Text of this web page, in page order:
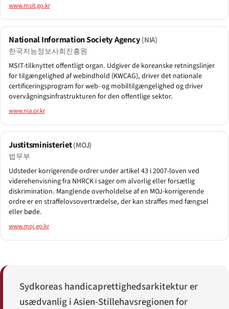
www.msit.go.kr
National Information Society Agency(NIA)
한국지능정보사회진흥원
MSIT-tilknyttet offentligt organ. Udgiver de koreanske retningslinjer
for tilgængelighed af webindhold (KWCAG), driver det nationale
certificeringsprogram for web- og mobiltilgængelighed og driver
overvågnings­infrastrukturen for den offentlige sektor.
www.nia.or.kr
Justitsministeriet(MOJ)
법무부
Udsteder korrigerende ordrer under artikel 43 i 2007-loven ved
viderehenvisning fra NHRCK i sager om alvorlig eller forsætlig
diskrimination. Manglende overholdelse af en MOJ-korrigerende
ordre er en straffelovsovertrædelse, der kan straffes med fængsel
eller bøde.
www.moj.go.kr
Sydkoreas handicaprettigheds­arkitektur er
usædvanlig i Asien-Stillehavsregionen for